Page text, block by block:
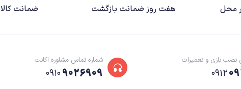
محل هفت روز ضمانت بازگشت ضمانت کالا
نصب بازی و تعمیرات
۰۹۱۲
شماره تماس مشاوره اکانت
۰۹۱۰۹۰۲۶۹۰۹